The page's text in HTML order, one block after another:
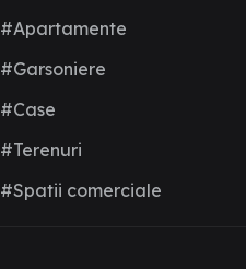
#Apartamente
#Garsoniere
#Case
#Terenuri
#Spatii comerciale